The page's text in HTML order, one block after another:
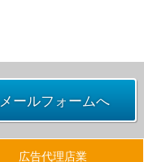
メールフォームへ
広告代理店業